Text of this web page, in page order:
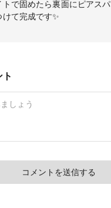
トで固めたら裏面にピアスパ
けて完成です✨
コメントを送信する